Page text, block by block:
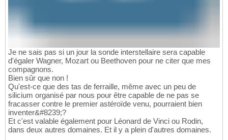
Je ne sais pas si un jour la sonde interstellaire sera capable
d'égaler Wagner, Mozart ou Beethoven pour ne citer que mes
compagnons.
Bien sûr que non !
Qu'est-ce que des tas de ferraille, même avec un peu de
silicium organisé par nous pour être capable de ne pas se
fracasser contre le premier astéroïde venu, pourraient bien
inventer&#8239;?
Et c'est valable également pour Léonard de Vinci ou Rodin,
dans deux autres domaines. Et il y a plein d'autres domaines.